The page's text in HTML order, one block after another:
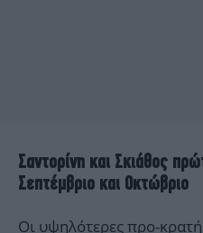
Σαντορίνη και Σκιάθος
Σεπτέμβριο και Οκτώβριο
Οι υψηλότερες προ-